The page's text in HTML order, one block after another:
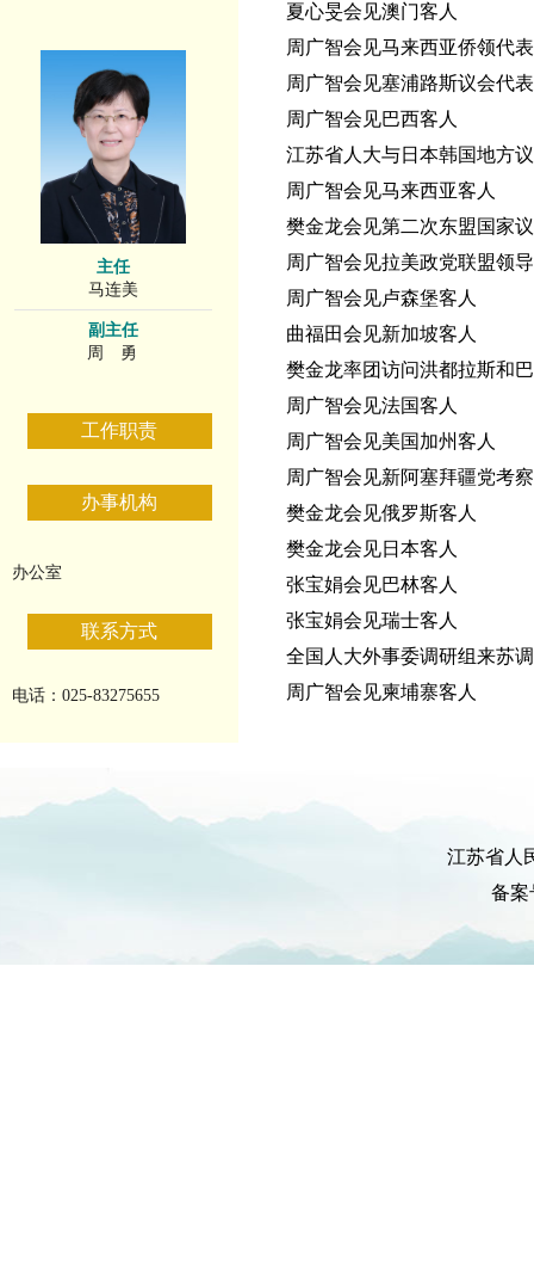
主任
马连美
副主任
周 勇
工作职责
办事机构
办公室
联系方式
电话：025-83275655
夏心旻会见澳门客人
周广智会见马来西亚侨领代
周广智会见塞浦路斯议会代
周广智会见巴西客人
江苏省人大与日本韩国地方
周广智会见马来西亚客人
樊金龙会见第二次东盟国家
周广智会见拉美政党联盟领
周广智会见卢森堡客人
曲福田会见新加坡客人
樊金龙率团访问洪都拉斯和
周广智会见法国客人
周广智会见美国加州客人
周广智会见新阿塞拜疆党考
樊金龙会见俄罗斯客人
樊金龙会见日本客人
张宝娟会见巴林客人
张宝娟会见瑞士客人
全国人大外事委调研组来苏
周广智会见柬埔寨客人
江苏省人
备案